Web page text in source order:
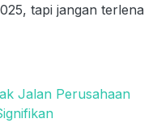
tapi jangan terlena
Jalan Perusahaan